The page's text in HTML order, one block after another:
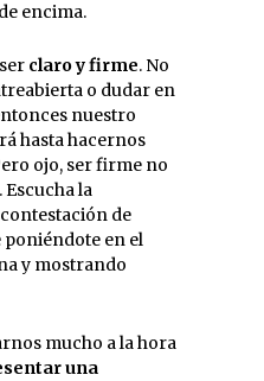
encima.
claro y firme. No
o dudar en
nuestro
hasta hacernos
ojo, ser firme no
la
de
poniéndote en el
y mostrando
mucho a la hora
una